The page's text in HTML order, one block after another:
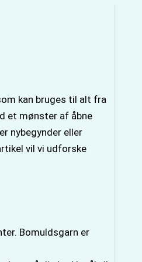
kan bruges til alt fra
et mønster af åbne
nybegynder eller
vil vi udforske
Bomuldsgarn er